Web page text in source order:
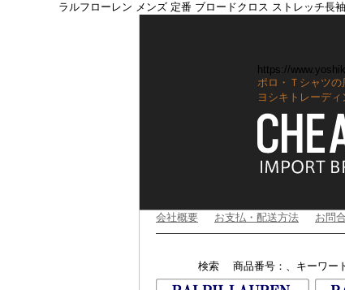
ラルフローレン メンズ 定番 ブロードクロス ストレッチ長
https://
ポロ・Ｔシャツ
ヨシキトレーデ
会社概要 お支払・配送方法 お問
検索 商品番号：、キーワー